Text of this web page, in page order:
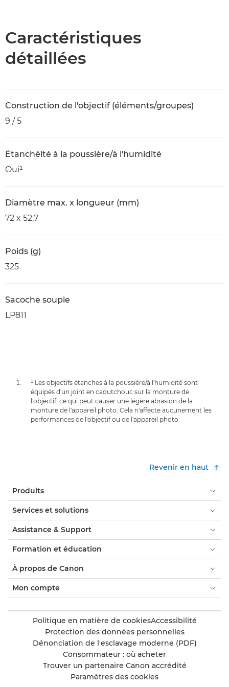
Caractéristiques
détaillées
Construction de l'objectif (éléments/groupes)
9 / 5
Étanchéité à la poussière/à l'humidité
Oui¹
Diamètre max. x longueur (mm)
72 x 52,7
Poids (g)
325
Sacoche souple
LP811
¹ Les objectifs étanches à la poussière/à l'humidité sont
équipés d'un joint en caoutchouc sur la monture de
l'objectif, ce qui peut causer une légère abrasion de la
monture de l'appareil photo. Cela n'affecte aucunement les
performances de l'objectif ou de l'appareil photo.
Revenir en haut
Produits
Services et solutions
Assistance & Support
Formation et éducation
À propos de Canon
Mon compte
Politique en matière de cookiesAccessibilité
Protection des données personnelles
Dénonciation de l'esclavage moderne (PDF)
Consommateur : où acheter
Trouver un partenaire Canon accrédité
Paramètres des cookies